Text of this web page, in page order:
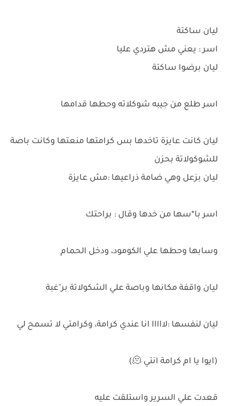
ليان ساكتة
اسر : يعني مش هتردي عليا
ليان برضوا ساكتة
اسر طلع من جيبه شوكلاته وحطها قدامها
ليان كانت عايزة تاخدها بس كرامتها منعتها وكانت باصة
للشوكولاتة بحزن
ليان بزعل وهي ضامة ذراعيها :مش عايزة
اسر با*سها من خدها وقال : براحتك
وسابها وحطها علي الكومود، ودخل الحمام
ليان واقفة مكانها وباصة علي الشكولاتة بر"غبة
ليان لنفسها :لااااا انا عندي كرامة، وكرامتي لا تسمح لي
(ايوا يا ام كرامة انتي 🫠)
قعدت علي السرير واستلقت عليه